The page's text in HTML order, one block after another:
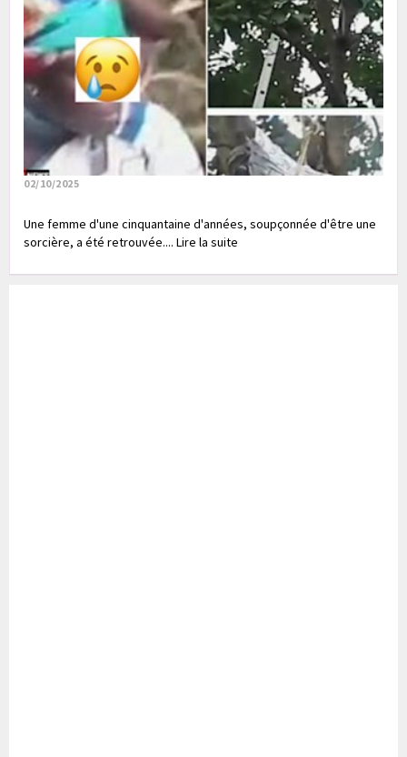
02/10/2025
Une femme d'une cinquantaine d'années, soupçonnée d'être une
sorcière, a été retrouvée.... Lire la suite